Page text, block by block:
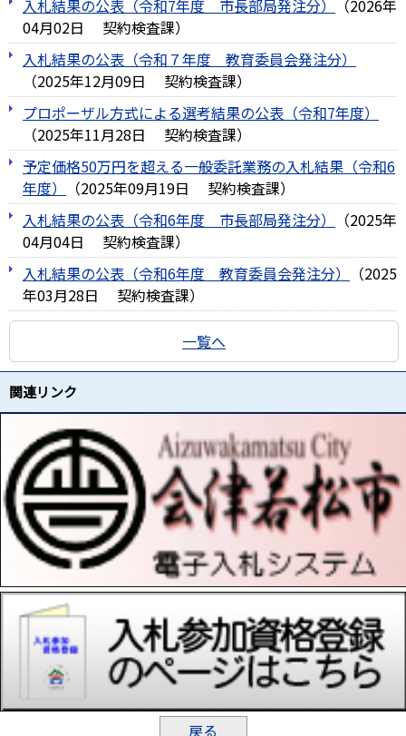
入札結果の公表（令和7年度＿市長部局発注分）
（2026年
04月02日
契約検査課）
入札結果の公表（令和７年度＿教育委員会発注分）
（2025年12月09日 契約検査課）
プロポーザル方式による選考結果の公表（令和7年度）
（2025年11月28日 契約検査課）
予定価格50万円を超える一般委託業務の入札結果（令和6
年度）
（2025年09月19日 契約検査課）
入札結果の公表（令和6年度＿市長部局発注分）
（2025年
04月04日
契約検査課）
入札結果の公表（令和6年度＿教育委員会発注分）
（2025
年03月28日
契約検査課）
一覧へ
関連リンク
戻る